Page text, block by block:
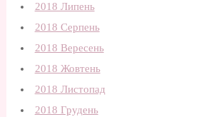
2018 Липень
2018 Серпень
2018 Вересень
2018 Жовтень
2018 Листопад
2018 Грудень